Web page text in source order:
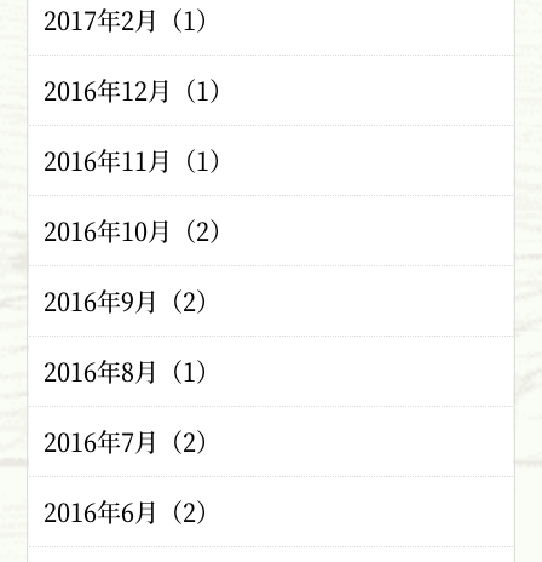
2017年2月（1）
2016年12月（1）
2016年11月（1）
2016年10月（2）
2016年9月（2）
2016年8月（1）
2016年7月（2）
2016年6月（2）